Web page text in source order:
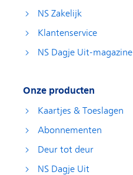
NS Zakelijk
Klantenservice
NS Dagje Uit-magazine
Onze producten
Kaartjes & Toeslagen
Abonnementen
Deur tot deur
NS Dagje Uit